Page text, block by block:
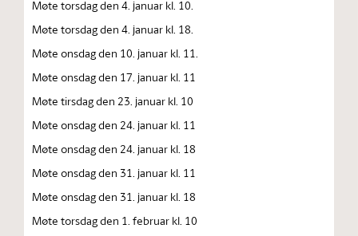
Møte torsdag den 4. januar kl. 10.
Møte torsdag den 4. januar kl. 18.
Møte onsdag den 10. januar kl. 11.
Møte onsdag den 17. januar kl. 11
Møte tirsdag den 23. januar kl. 10
Møte onsdag den 24. januar kl. 11
Møte onsdag den 24. januar kl. 18
Møte onsdag den 31. januar kl. 11
Møte onsdag den 31. januar kl. 18
Møte torsdag den 1. februar kl. 10